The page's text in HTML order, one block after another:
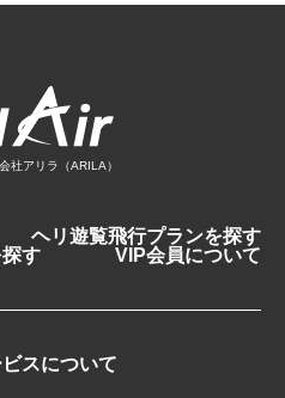
アリラ（ARILA）
ヘリ遊覧飛行プランを探す
す
VIP会員について
スについて